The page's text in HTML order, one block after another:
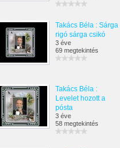
Takács Béla : Sárga
rigó sárga csikó
3 éve
69 megtekintés
Takács Béla :
Levelet hozott a
pósta
3 éve
58 megtekintés